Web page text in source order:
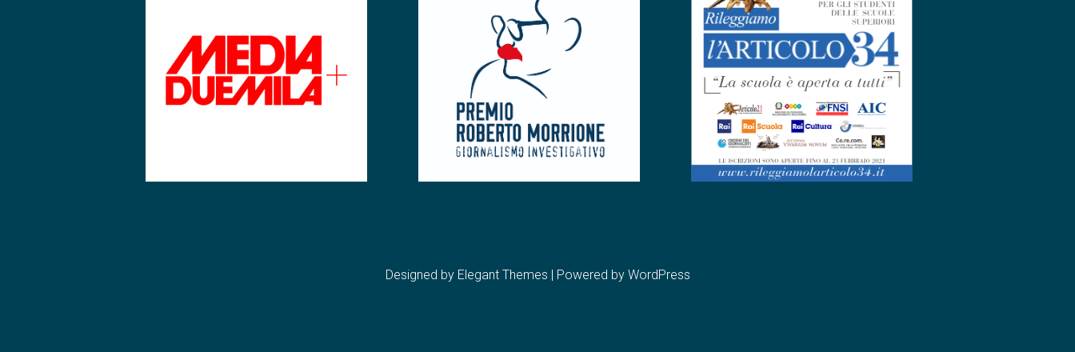
Designed by Elegant Themes | Powered by WordPress